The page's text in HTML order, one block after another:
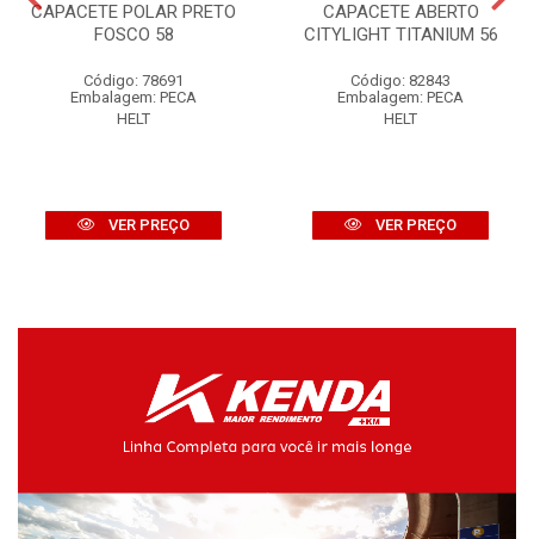
CAPACETE POLAR PRETO
FOSCO 58
Código: 78691
Embalagem: PECA
HELT
VER PREÇO
CAPACETE ABERTO
CITYLIGHT TITANIUM 56
Código: 82843
Embalagem: PECA
HELT
VER PREÇO